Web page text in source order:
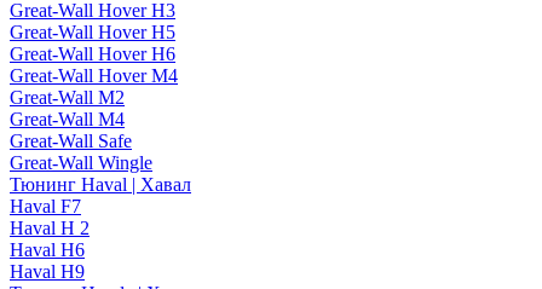
Great-Wall Hover H3
Great-Wall Hover H5
Great-Wall Hover H6
Great-Wall Hover M4
Great-Wall M2
Great-Wall M4
Great-Wall Safe
Great-Wall Wingle
Тюнинг Haval | Хавал
Haval F7
Haval H 2
Haval H6
Haval H9